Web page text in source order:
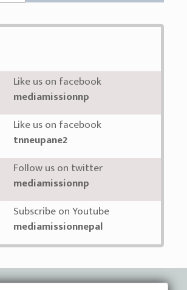
Like us on facebook
mediamissionnp
Like us on facebook
tnneupane2
Follow us on twitter
mediamissionnp
Subscribe on Youtube
mediamissionnepal